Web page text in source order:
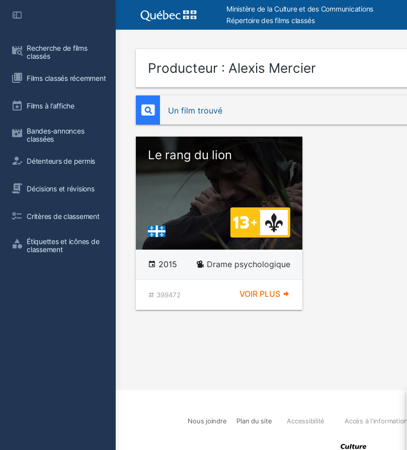
Recherche de films
classés
Films classés récemment
Films à l’affiche
Bandes-annonces
classées
Détenteurs de permis
Décisions et révisions
Critères de classement
Étiquettes et icônes de
classement
Ministère de la Culture et des Communications
Répertoire des films classés
Producteur : Alexis Mercier
Un film trouvé
Le rang du lion
2015 Drame psychologique
399472 VOIR PLUS
Nous joindre Plan du site Accessibilité Accès à l'information